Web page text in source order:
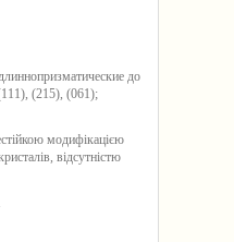
до
(215), (061);
модифікацією
відсутністю